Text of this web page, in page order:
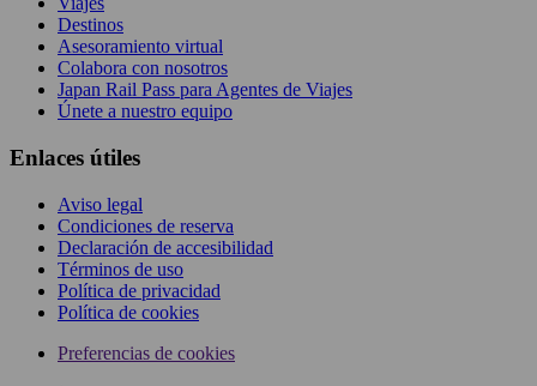
Destinos
Asesoramiento virtual
Colabora con nosotros
Japan Rail Pass para Agentes de Viajes
Únete a nuestro equipo
Enlaces útiles
Aviso legal
Condiciones de reserva
Declaración de accesibilidad
Términos de uso
Política de privacidad
Política de cookies
Preferencias de cookies